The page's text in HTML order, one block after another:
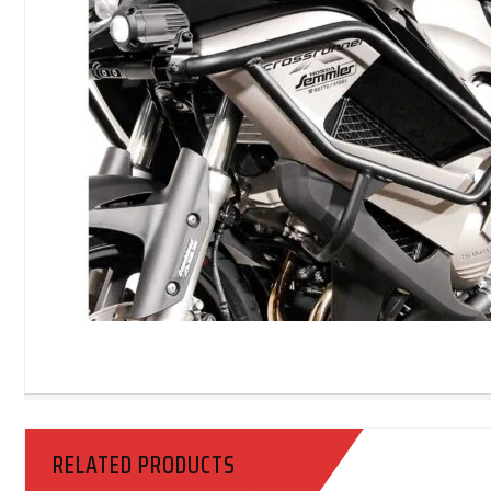
RELATED PRODUCTS